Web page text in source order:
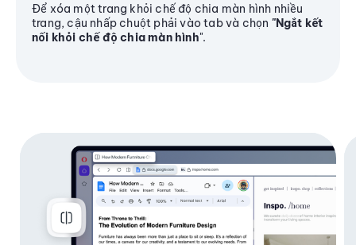
Để xóa một trang khỏi chế độ chia màn hình nhiều
trang, cậu nhấp chuột phải vào tab và chọn "Ngắt kết
nối khỏi chế độ chia màn hình".